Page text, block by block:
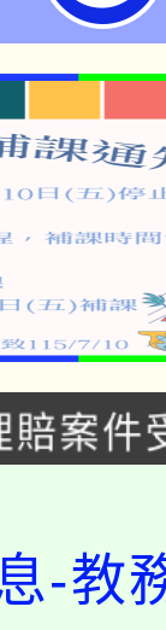
入校路
業人
賠案件
育課程
度第
結果(
知識
-教